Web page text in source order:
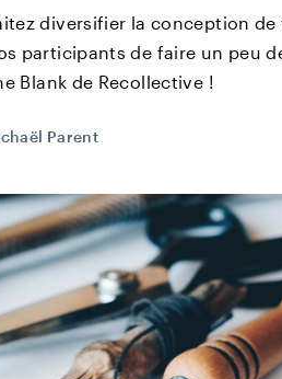
diversifier la conception
participants de faire un peu
Blank de Recollective !
Parent